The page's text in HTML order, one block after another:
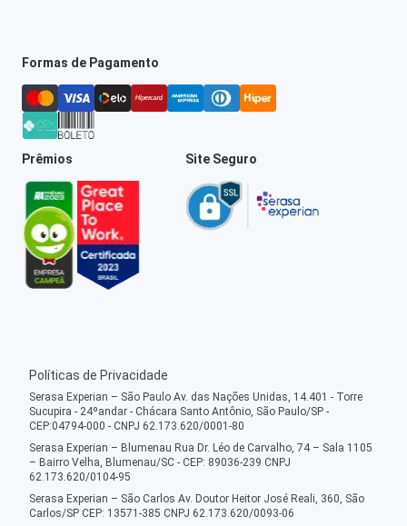
Formas de Pagamento
Prêmios Site Seguro
Políticas de Privacidade
Serasa Experian – São Paulo Av. das Nações Unidas, 14.401 - Torre
Sucupira - 24ºandar - Chácara Santo Antônio, São Paulo/SP -
CEP:04794-000 - CNPJ 62.173.620/0001-80
Serasa Experian – Blumenau Rua Dr. Léo de Carvalho, 74 – Sala 1105
– Bairro Velha, Blumenau/SC - CEP: 89036-239 CNPJ
62.173.620/0104-95
Serasa Experian – São Carlos Av. Doutor Heitor José Reali, 360, São
Carlos/SP CEP: 13571-385 CNPJ 62.173.620/0093-06